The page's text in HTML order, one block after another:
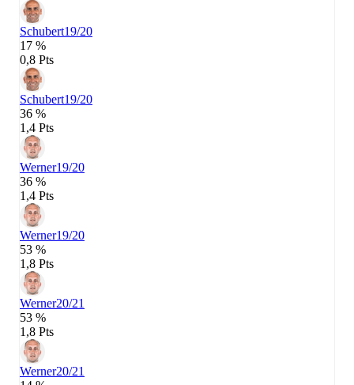
Schubert19/20
17 %
0,8 Pts
Schubert19/20
36 %
1,4 Pts
Werner19/20
36 %
1,4 Pts
Werner19/20
53 %
1,8 Pts
Werner20/21
53 %
1,8 Pts
Werner20/21